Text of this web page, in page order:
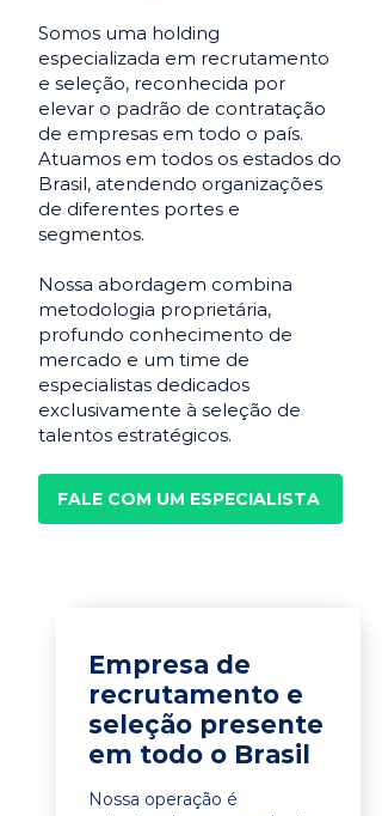
Somos uma holding
especializada em recrutamento
e seleção, reconhecida por
elevar o padrão de contratação
de empresas em todo o país.
Atuamos em todos os estados do
Brasil, atendendo organizações
de diferentes portes e
segmentos.
Nossa abordagem combina
metodologia proprietária,
profundo conhecimento de
mercado e um time de
especialistas dedicados
exclusivamente à seleção de
talentos estratégicos.
FALE COM UM ESPECIALISTA
Empresa de
recrutamento e
seleção presente
em todo o Brasil
Nossa operação é